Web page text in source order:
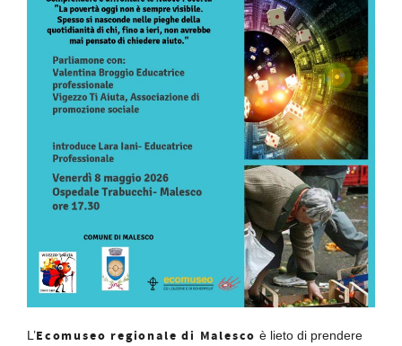
L’Ecomuseo regionale di Malesco è lieto di prendere